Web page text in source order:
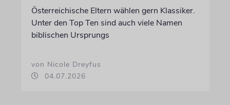
Österreichische Eltern wählen gern Klassiker.
Unter den Top Ten sind auch viele Namen
biblischen Ursprungs
von Nicole Dreyfus
04.07.2026